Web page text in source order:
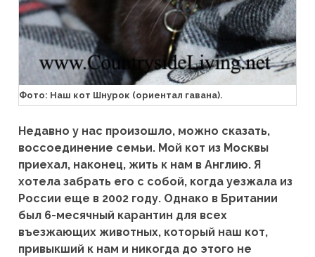
Фото: Наш кот Шнурок (ориентал гавана).
Недавно у нас произошло, можно сказать,
воссоединение семьи. Мой кот из Москвы
приехал, наконец, жить к нам в Англию. Я
хотела забрать его с собой, когда уезжала из
России еще в 2002 году. Однако в Британии
был 6-месячный карантин для всех
въезжающих животных, который наш кот,
привыкший к нам и никогда до этого не